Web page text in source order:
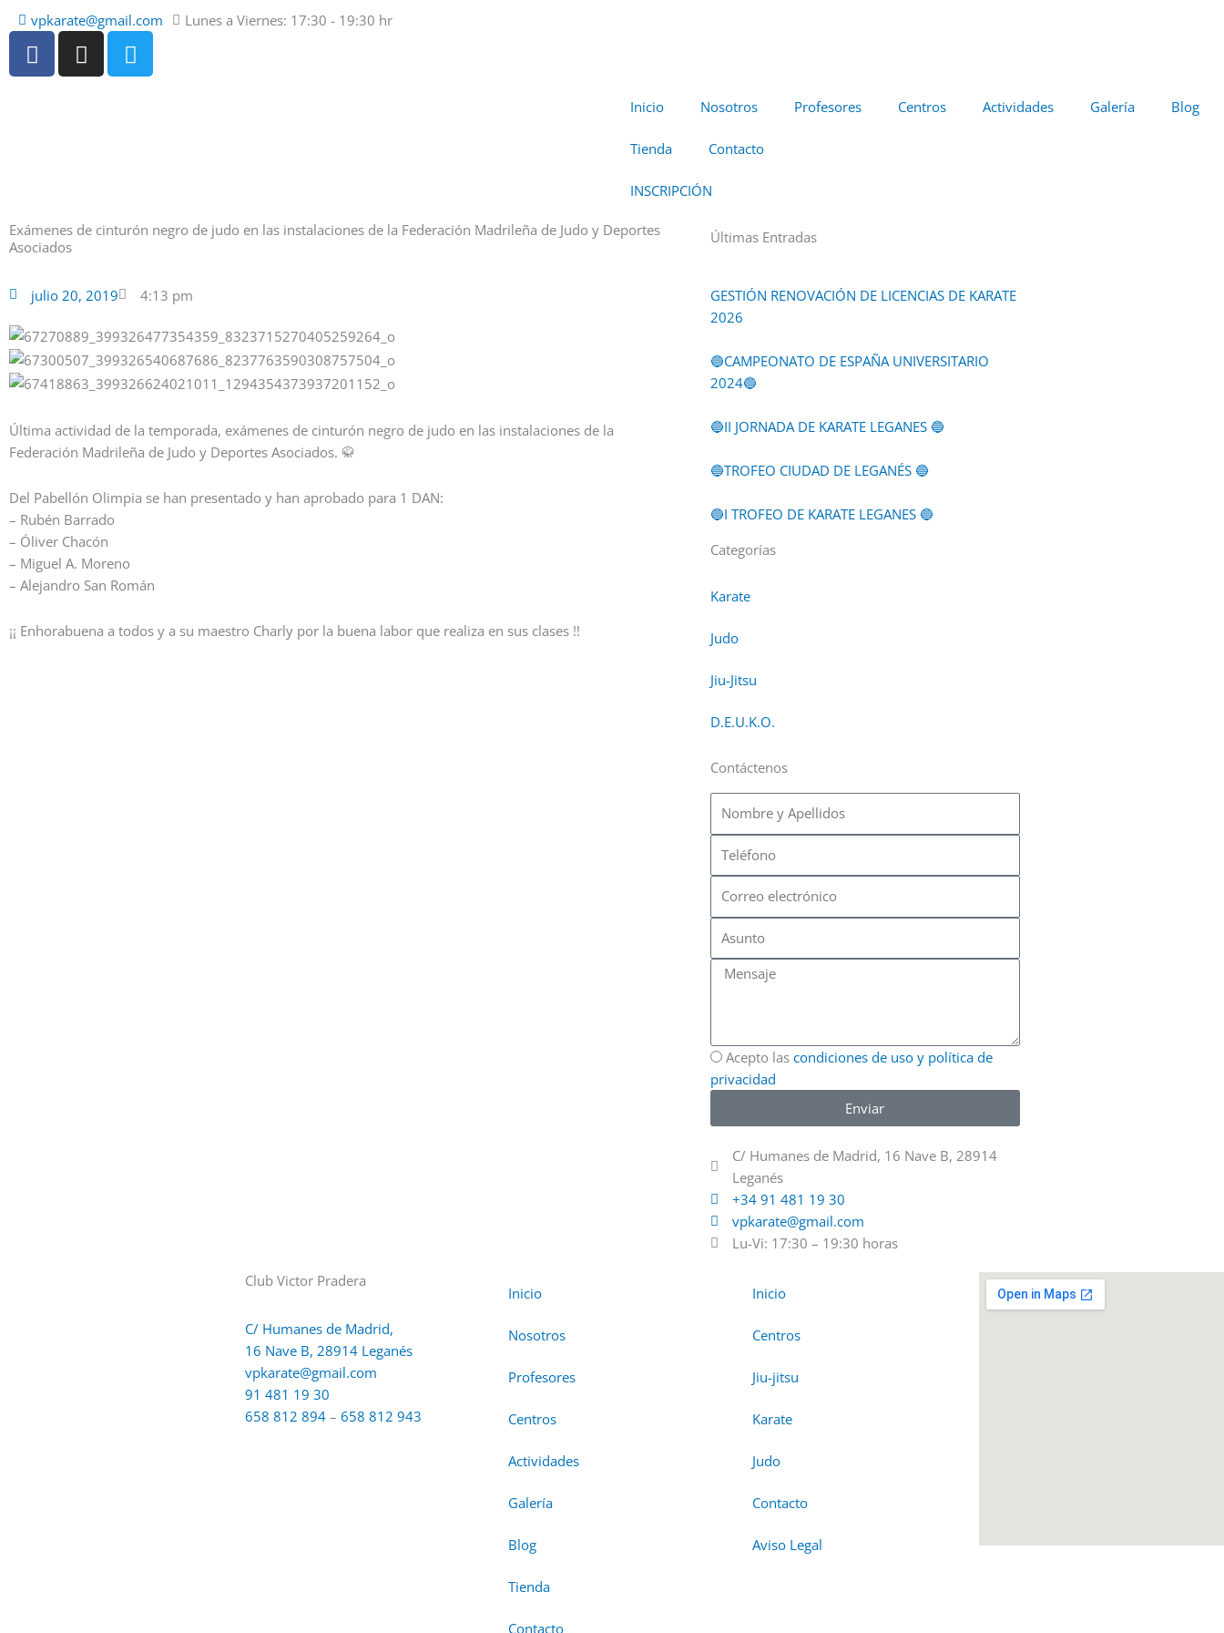
al
contenido
vpkarate@gmail.com Lunes a Viernes: 17:30 - 19:30 hr
F
a
c
-
f
I
n
s
m
T
w
i
Inicio Nosotros Profesores Centros Actividades Galería Blog
Tienda Contacto
INSCRIPCIÓN
Exámenes de cinturón negro de judo en las instalaciones de la Federación Madrileña de Judo y Deportes
Asociados
julio 20, 2019 4:13 pm
Última actividad de la temporada, exámenes de cinturón negro de judo en las instalaciones de la
Federación Madrileña de Judo y Deportes Asociados. 🥋
Del Pabellón Olimpia se han presentado y han aprobado para 1 DAN:
– Rubén Barrado
– Óliver Chacón
– Miguel A. Moreno
– Alejandro San Román
¡¡ Enhorabuena a todos y a su maestro Charly por la buena labor que realiza en sus clases !!
Últimas Entradas
GESTIÓN RENOVACIÓN DE LICENCIAS DE KARATE
2026
🔵CAMPEONATO DE ESPAÑA UNIVERSITARIO
2024🔵
🔵II JORNADA DE KARATE LEGANES 🔵
🔵TROFEO CIUDAD DE LEGANÉS 🔵
🔵I TROFEO DE KARATE LEGANES 🔵
Categorías
Karate
Judo
Jiu-Jitsu
D.E.U.K.O.
Contáctenos
Nombre
Apellidos
Mensaje
Acepto las condiciones de uso y política de
privacidad
Enviar
C/ Humanes de Madrid, 16 Nave B, 28914
Leganés
+34 91 481 19 30
vpkarate@gmail.com
Lu-Vi: 17:30 – 19:30 horas
Club Victor Pradera
C/ Humanes de Madrid,
16 Nave B, 28914 Leganés
vpkarate@gmail.com
91 481 19 30
658 812 894– 658 812 943
Inicio
Nosotros
Profesores
Centros
Actividades
Galería
Blog
Tienda
Contacto
Inicio
Centros
Jiu-jitsu
Karate
Judo
Contacto
Aviso Legal